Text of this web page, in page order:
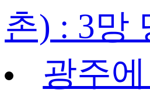
촌) : 3망
광주